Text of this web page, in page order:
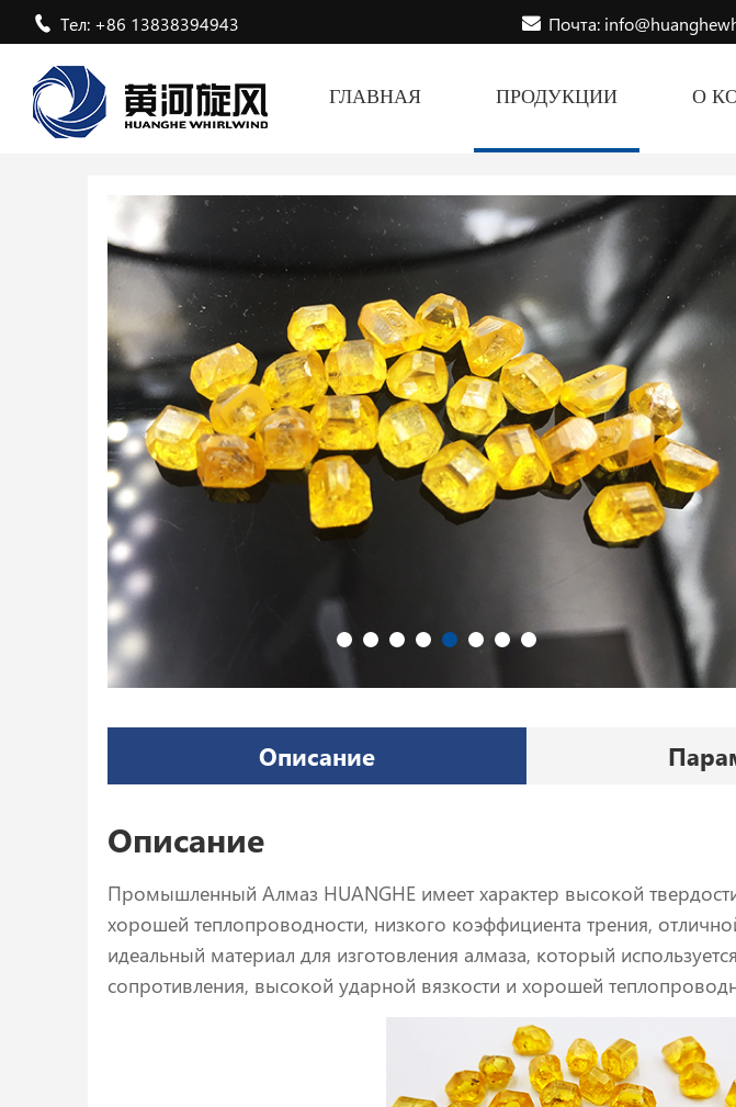
Тел: +86 13838394943 Почта:
ГЛАВНАЯ ПРОДУКЦИИ О
Описание
Описание
Промышленный Алмаз HUANGHE имеет характер высокой
хорошей теплопроводности, низкого коэффициента трения,
идеальный материал для изготовления алмаза, который
сопротивления, высокой ударной вязкости и хорошей